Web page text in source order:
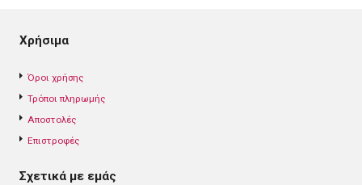
Χρήσιμα
Όροι χρήσης
Τρόποι πληρωμής
Αποστολές
Επιστροφές
Σχετικά με εμάς